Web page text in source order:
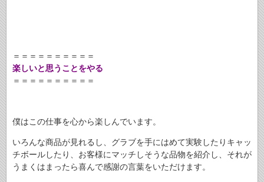
＝＝＝＝＝＝＝＝＝＝
楽しいと思うことをやる
＝＝＝＝＝＝＝＝＝＝
僕はこの仕事を心から楽しんでいます。
いろんな商品が見れるし、グラブを手にはめて実験したりキャッ
チボールしたり、お客様にマッチしそうな品物を紹介し、それが
うまくはまったら喜んで感謝の言葉をいただけます。